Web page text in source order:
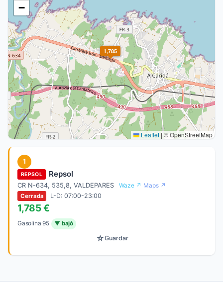
1,785
−
Leaflet | © OpenStreetMap
1
REPSOL Repsol
CR N-634, 535,8, VALDEPARES Waze ↗ Maps ↗
Cerrada L-D: 07:00-23:00
1,785 €
Gasolina 95 ▼ bajó
☆Guardar